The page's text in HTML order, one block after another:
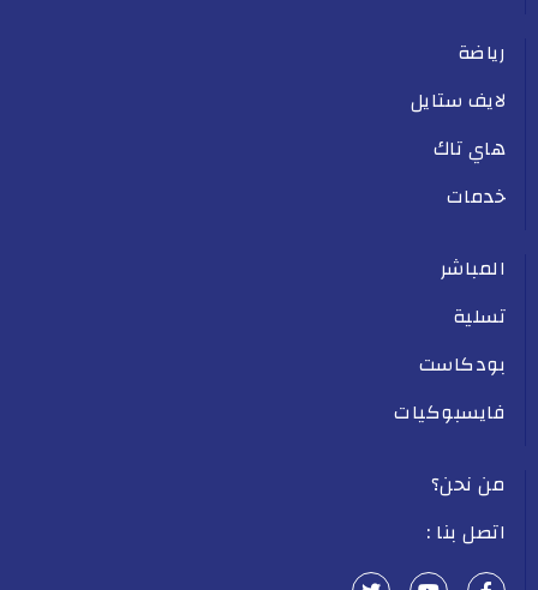
رياضة
لايف ستايل
هاي تاك
خدمات
المباشر
تسلية
بودكاست
فايسبوكيات
من نحن؟
اتصل بنا :